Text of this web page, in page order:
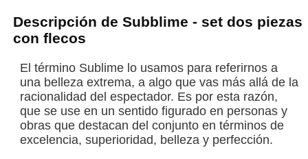
Descripción de Subblime - set dos piezas
con flecos
El término Sublime lo usamos para referirnos a
una belleza extrema, a algo que vas más allá de la
racionalidad del espectador. Es por esta razón,
que se use en un sentido figurado en personas y
obras que destacan del conjunto en términos de
excelencia, superioridad, belleza y perfección.